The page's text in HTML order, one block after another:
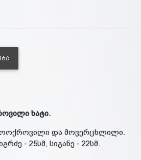
ხატი.
და მოვერცხლილი.
- 25სმ, სიგანე - 22სმ.